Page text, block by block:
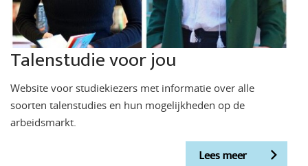
Talenstudie voor jou
Website voor studiekiezers met informatie over alle
soorten talenstudies en hun mogelijkheden op de
arbeidsmarkt.
Lees meer